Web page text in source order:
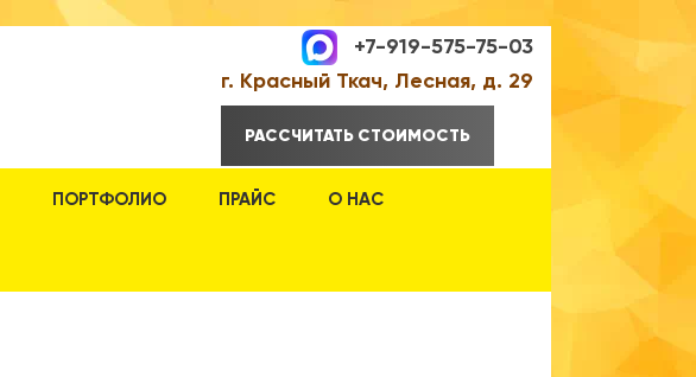
+7-919-575-75-03
г. Красный Ткач, Лесная, д. 29
РАССЧИТАТЬ СТОИМОСТЬ
ПОРТФОЛИО ПРАЙС О НАС